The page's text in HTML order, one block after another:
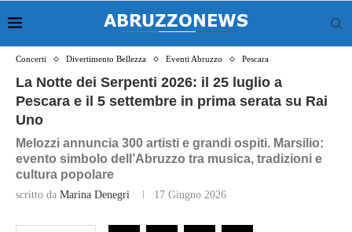
Concerti Divertimento Bellezza Eventi Abruzzo Pescara
La Notte dei Serpenti 2026: il 25 luglio a
Pescara e il 5 settembre in prima serata su Rai
Uno
Melozzi annuncia 300 artisti e grandi ospiti. Marsilio:
evento simbolo dell’Abruzzo tra musica, tradizioni e
cultura popolare
scritto da Marina Denegri 17 Giugno 2026